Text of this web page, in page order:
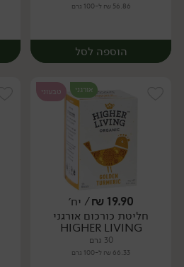
56.86 ₪ ל-100 גרם
הוספה לסל
יח׳
אורגני טבעוני
19.90
₪/ יח׳
חליטת כורכום אורגני
HIGHER LIVING
30 גרם
66.33 ₪ ל-100 גרם